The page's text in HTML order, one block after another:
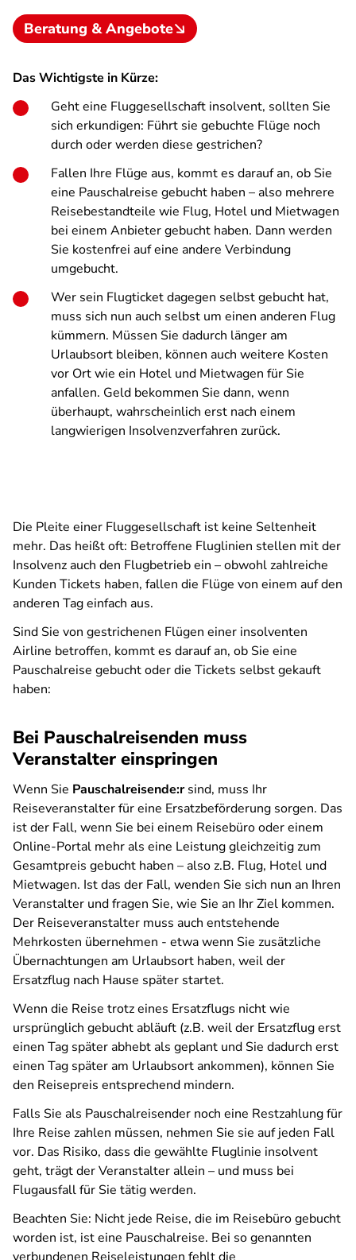
Beratung & Angebote
Das Wichtigste in Kürze:
Geht eine Fluggesellschaft insolvent, sollten Sie
sich erkundigen: Führt sie gebuchte Flüge noch
durch oder werden diese gestrichen?
Fallen Ihre Flüge aus, kommt es darauf an, ob Sie
eine Pauschalreise gebucht haben – also mehrere
Reisebestandteile wie Flug, Hotel und Mietwagen
bei einem Anbieter gebucht haben. Dann werden
Sie kostenfrei auf eine andere Verbindung
umgebucht.
Wer sein Flugticket dagegen selbst gebucht hat,
muss sich nun auch selbst um einen anderen Flug
kümmern. Müssen Sie dadurch länger am
Urlaubsort bleiben, können auch weitere Kosten
vor Ort wie ein Hotel und Mietwagen für Sie
anfallen. Geld bekommen Sie dann, wenn
überhaupt, wahrscheinlich erst nach einem
langwierigen Insolvenzverfahren zurück.
Die Pleite einer Fluggesellschaft ist keine Seltenheit
mehr. Das heißt oft: Betroffene Fluglinien stellen mit der
Insolvenz auch den Flugbetrieb ein – obwohl zahlreiche
Kunden Tickets haben, fallen die Flüge von einem auf den
anderen Tag einfach aus.
Sind Sie von gestrichenen Flügen einer insolventen
Airline betroffen, kommt es darauf an, ob Sie eine
Pauschalreise gebucht oder die Tickets selbst gekauft
haben:
Bei Pauschalreisenden muss
Veranstalter einspringen
Wenn Sie Pauschalreisende:rsind, muss Ihr
Reiseveranstalter für eine Ersatzbeförderung sorgen. Das
ist der Fall, wenn Sie bei einem Reisebüro oder einem
Online-Portal mehr als eine Leistung gleichzeitig zum
Gesamtpreis gebucht haben – also z.B. Flug, Hotel und
Mietwagen. Ist das der Fall, wenden Sie sich nun an Ihren
Veranstalter und fragen Sie, wie Sie an Ihr Ziel kommen.
Der Reiseveranstalter muss auch entstehende
Mehrkosten übernehmen - etwa wenn Sie zusätzliche
Übernachtungen am Urlaubsort haben, weil der
Ersatzflug nach Hause später startet.
Wenn die Reise trotz eines Ersatzflugs nicht wie
ursprünglich gebucht abläuft (z.B. weil der Ersatzflug erst
einen Tag später abhebt als geplant und Sie dadurch erst
einen Tag später am Urlaubsort ankommen), können Sie
den Reisepreis entsprechend mindern.
Falls Sie als Pauschalreisender noch eine Restzahlung für
Ihre Reise zahlen müssen, nehmen Sie sie auf jeden Fall
vor. Das Risiko, dass die gewählte Fluglinie insolvent
geht, trägt der Veranstalter allein – und muss bei
Flugausfall für Sie tätig werden.
Beachten Sie: Nicht jede Reise, die im Reisebüro gebucht
worden ist, ist eine Pauschalreise. Bei so genannten